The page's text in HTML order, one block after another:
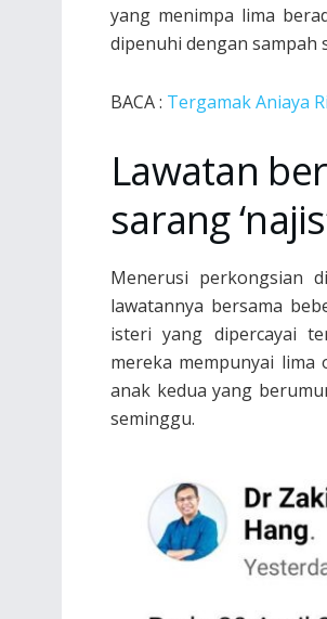
yang menimpa lima
dipenuhi dengan sampah
BACA : Tergamak Aniaya
Lawatan
sarang
Menerusi perkongsian
lawatannya bersama
isteri yang dipercayai
mereka mempunyai
anak kedua yang
seminggu.